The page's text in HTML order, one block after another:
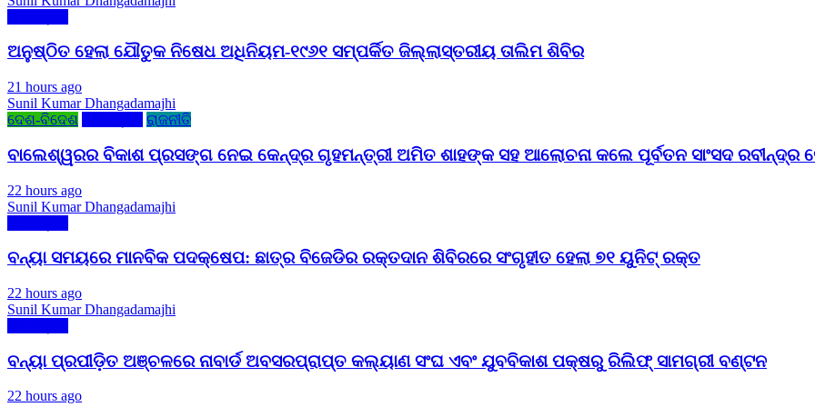
ଅନୁଷ୍ଠିତ ହେଲା ଯୌତୁକ ନିଷେଧ ଅଧିନିୟମ-୧୯୬୧ ସମ୍ପର୍କିତ ଜିଲ୍ଲାସ୍ତରୀୟ ତାଲିମ ଶିବିର
21 hours ago
Sunil Kumar Dhangadamajhi
ଦେଶ-ବିଦେଶ
ରାଜନୀତି
ବାଲେଶ୍ୱରର ବିକାଶ ପ୍ରସଙ୍ଗ ନେଇ କେନ୍ଦ୍ର ଗୃହମନ୍ତ୍ରୀ ଅମିତ ଶାହଙ୍କ ସହ ଆଲୋଚନା କଲେ ପୂର୍ବତନ ସାଂସଦ ରବୀନ୍ଦ୍ର
22 hours ago
Sunil Kumar Dhangadamajhi
ବନ୍ୟା ସମୟରେ ମାନବିକ ପଦକ୍ଷେପ: ଛାତ୍ର ବିଜେଡିର ରକ୍ତଦାନ ଶିବିରରେ ସଂଗୃହୀତ ହେଲା ୭୧ ୟୁନିଟ୍ ରକ୍ତ
22 hours ago
Sunil Kumar Dhangadamajhi
ବନ୍ୟା ପ୍ରପୀଡ଼ିତ ଅଞ୍ଚଳରେ ନାବାର୍ଡ ଅବସରପ୍ରାପ୍ତ କଲ୍ୟାଣ ସଂଘ ଏବଂ ଯୁବବିକାଶ ପକ୍ଷରୁ ରିଲିଫ୍ ସାମଗ୍ରୀ ବଣ୍ଟନ
22 hours ago